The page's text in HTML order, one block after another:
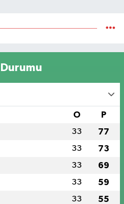
O P
33 77
33 73
33 69
33 59
33 55